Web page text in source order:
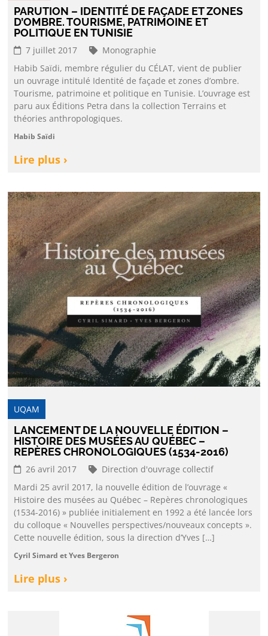
PARUTION – IDENTITÉ DE FAÇADE ET ZONES
D’OMBRE. TOURISME, PATRIMOINE ET
POLITIQUE EN TUNISIE
7 juillet 2017
Monographie
Habib Saïdi, membre régulier du CÉLAT, vient de publier
un ouvrage intitulé Identité de façade et zones d’ombre.
Tourisme, patrimoine et politique en Tunisie. L’ouvrage est
paru aux Éditions Petra dans la collection Terrains et
théories anthropologiques.
Habib Saïdi
Lire plus ›
UQAM
LANCEMENT DE LA NOUVELLE ÉDITION –
HISTOIRE DES MUSÉES AU QUÉBEC –
REPÈRES CHRONOLOGIQUES (1534-2016)
26 avril 2017
Direction d'ouvrage collectif
Mardi 25 avril 2017, la nouvelle édition de l’ouvrage «
Histoire des musées au Québec – Repères chronologiques
(1534-2016) » publiée initialement en 1992 a été lancée lors
du colloque « Nouvelles perspectives/nouveaux concepts ».
Cette nouvelle édition, sous la direction d’Yves […]
Cyril Simard et Yves Bergeron
Lire plus ›